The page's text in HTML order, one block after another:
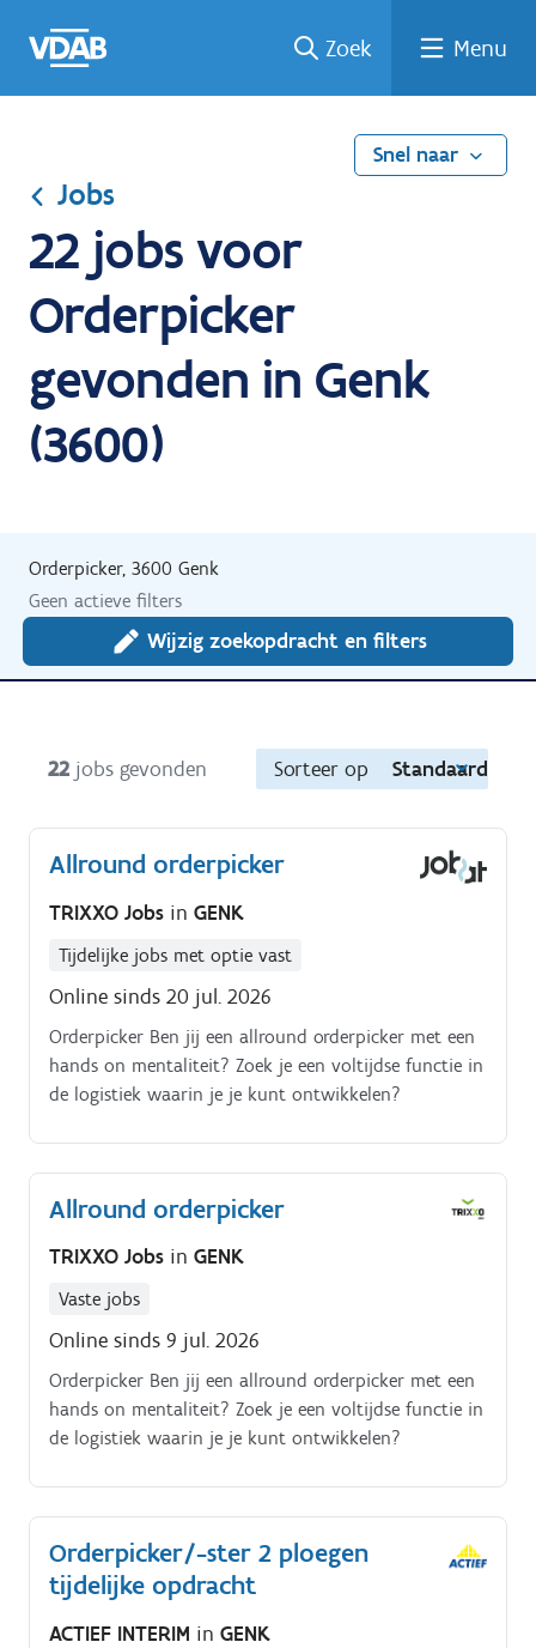
naar
een
een
job
naar
Zoek Menu
Snel naar
Jobs
22 jobs voor
Orderpicker
gevonden in Genk
(3600)
Orderpicker, 3600 Genk
Geen actieve filters
Wijzig zoekopdracht en filters
22 jobs gevonden Sorteer op Standaard
Allround orderpicker
TRIXXO Jobs in GENK
Tijdelijke jobs met optie vast
Online sinds 20 jul. 2026
Orderpicker Ben jij een allround orderpicker met een
hands on mentaliteit? Zoek je een voltijdse functie in
de logistiek waarin je je kunt ontwikkelen?
Allround orderpicker
TRIXXO Jobs in GENK
Vaste jobs
Online sinds 9 jul. 2026
Orderpicker Ben jij een allround orderpicker met een
hands on mentaliteit? Zoek je een voltijdse functie in
de logistiek waarin je je kunt ontwikkelen?
Orderpicker/-ster 2 ploegen
tijdelijke opdracht
ACTIEF INTERIM in GENK